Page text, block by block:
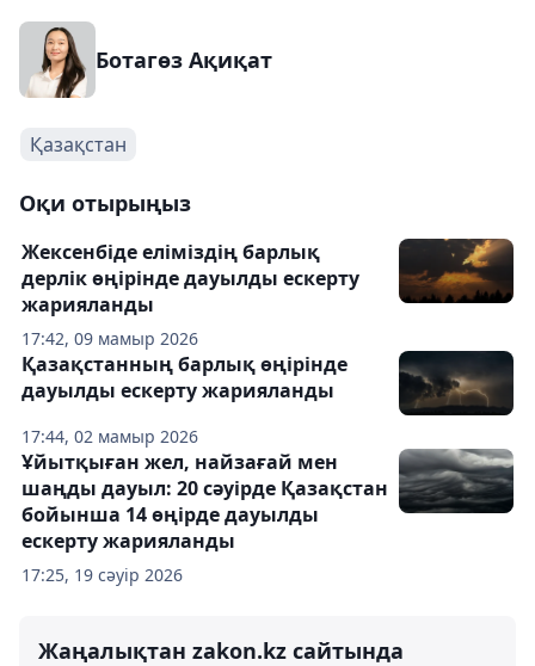
Ботагөз Ақиқат
Қазақстан
Оқи отырыңыз
17:42, 09 мамыр 2026
Жексенбіде еліміздің барлық
дерлік өңірінде дауылды ескерту
жарияланды
17:44, 02 мамыр 2026
Қазақстанның барлық өңірінде
дауылды ескерту жарияланды
17:25, 19 сәуір 2026
Ұйытқыған жел, найзағай мен
шаңды дауыл: 20 сәуірде Қазақстан
бойынша 14 өңірде дауылды
ескерту жарияланды
Жаңалықтан zakon.kz сайтында